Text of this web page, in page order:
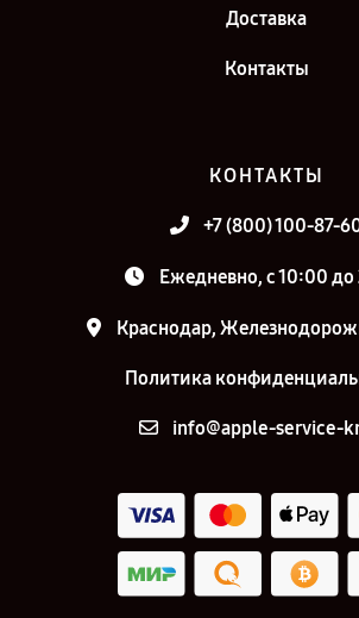
Доставка
Контакты
КОНТАКТЫ
+7 (800) 100-87-
Ежедневно, с 10:00
Краснодар,
Политика
info@apple-service-